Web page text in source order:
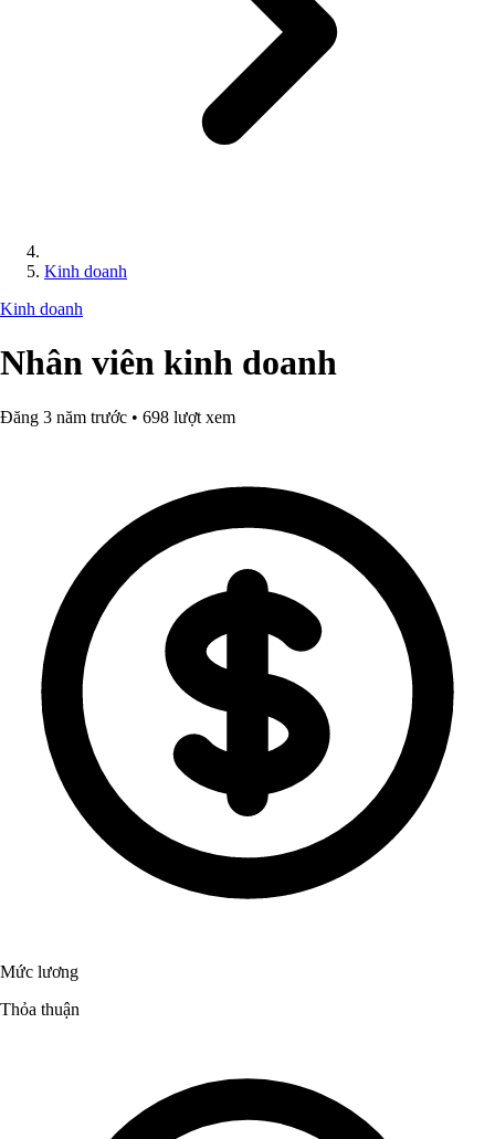
Kinh doanh
Kinh doanh
Nhân viên kinh doanh
Đăng 3 năm trước • 698 lượt xem
Mức lương
Thỏa thuận